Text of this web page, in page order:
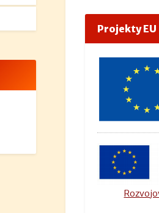
Projekty EU